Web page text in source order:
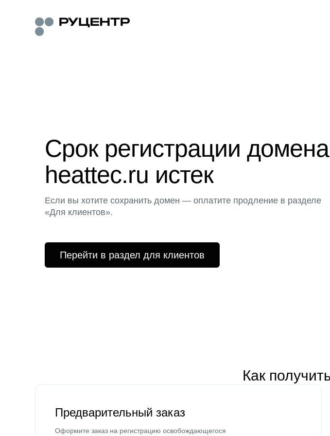
Срок регистрации домена
heattec.ru истек
Если вы хотите сохранить домен — оплатите продление в разделе
«Для клиентов».
Перейти в раздел для клиентов
Как
Предварительный заказ
Оформите заказ на регистрацию освобождающегося